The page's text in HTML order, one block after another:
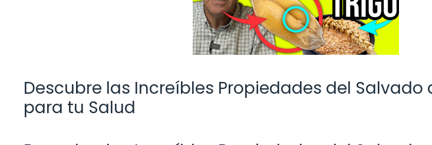
Descubre las Increíbles Propiedades del Salvado
para tu Salud